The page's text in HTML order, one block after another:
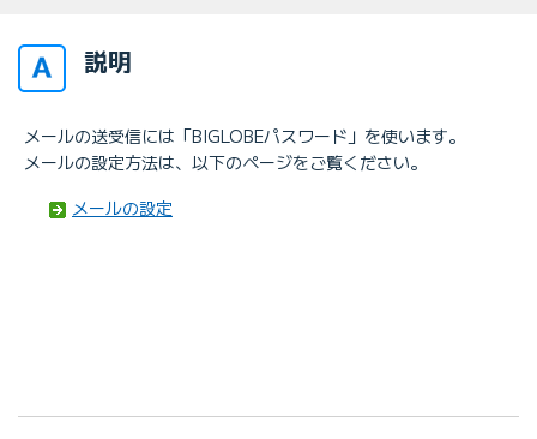
説明
メールの送受信には「BIGLOBEパスワード」を使います。
メールの設定方法は、以下のページをご覧ください。
メールの設定